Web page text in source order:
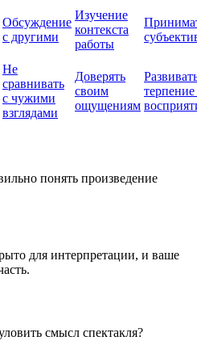
Обсуждение
с другими
Изучение
контекста
работы
Не
сравнивать
с чужими
взглядами
Доверять
своим
ощущениям
терпение
понять произведение
для интерпретации, и ваше
смысл спектакля?